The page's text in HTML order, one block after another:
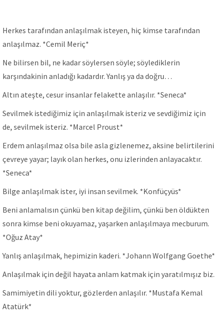
Herkes tarafından anlaşılmak isteyen, hiç kimse tarafından
anlaşılmaz. *Cemil Meriç*
Ne bilirsen bil, ne kadar söylersen söyle; söylediklerin
karşındakinin anladığı kadardır. Yanlış ya da doğru…
Altın ateşte, cesur insanlar felakette anlaşılır. *Seneca*
Sevilmek istediğimiz için anlaşılmak isteriz ve sevdiğimiz için
de, sevilmek isteriz. *Marcel Proust*
Erdem anlaşılmaz olsa bile asla gizlenemez, aksine belirtilerini
çevreye yayar; layık olan herkes, onu izlerinden anlayacaktır.
*Seneca*
Bilge anlaşılmak ister, iyi insan sevilmek. *Konfüçyüs*
Beni anlamalısın çünkü ben kitap değilim, çünkü ben öldükten
sonra kimse beni okuyamaz, yaşarken anlaşılmaya mecburum.
*Oğuz Atay*
Yanlış anlaşılmak, hepimizin kaderi. *Johann Wolfgang Goethe*
Anlaşılmak için değil hayata anlam katmak için yaratılmışız biz.
Samimiyetin dili yoktur, gözlerden anlaşılır. *Mustafa Kemal
Atatürk*